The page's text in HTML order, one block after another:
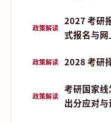
政策解读
2027 考研
式报名与网
政策解读 2028 考研
政策解读
考研国家线
出分应对与